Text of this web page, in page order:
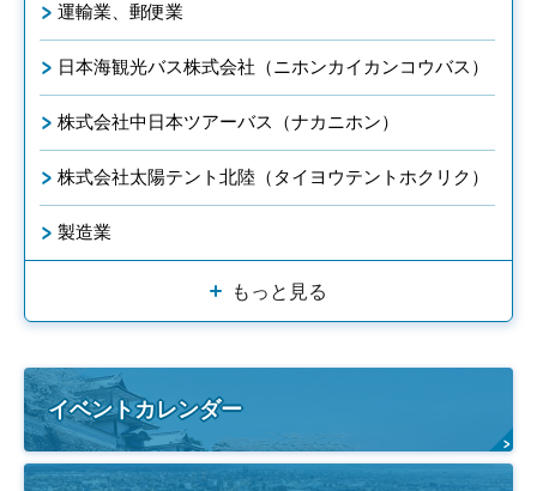
運輸業、郵便業
日本海観光バス株式会社（ニホンカイカンコウバス）
株式会社中日本ツアーバス（ナカニホン）
株式会社太陽テント北陸（タイヨウテントホクリク）
製造業
もっと見る
イベントカレンダー